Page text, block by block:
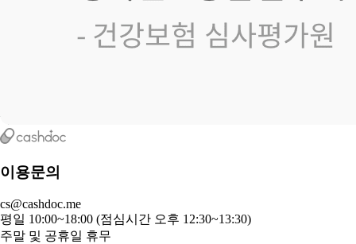
이용문의
cs@cashdoc.me
평일 10:00~18:00 (점심시간 오후 12:30~13:30)
주말 및 공휴일 휴무